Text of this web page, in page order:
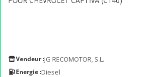
Vendeur :JG RECOMOTOR, S.L.
Energie :Diesel